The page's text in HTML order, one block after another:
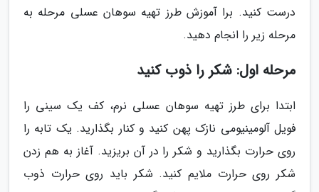
درست کنید. برا آموزش طرز تهیه سوهان عسلی مرحله به
مرحله زیر را انجام دهید.
مرحله اول: شکر را ذوب کنید
ابتدا برای طرز تهیه سوهان عسلی نرم، کف یک سینی را
فویل آلومینیومی نازک پهن کنید و کنار بگذارید. یک تابه را
روی حرارت بگذارید و شکر را در آن بریزید. آغاز به هم زدن
شکر روی حرارت ملایم کنید. شکر باید روی حرارت ذوب